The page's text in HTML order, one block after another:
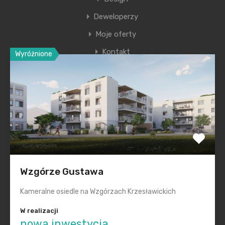
Wyróżnione
Wzgórze Gustawa
Kameralne osiedle na Wzgórzach Krzesławickich
W realizacji
Deweloperzy
Moje oferty
Kontakt
Ostatnie wpisy
Nowa era Filharmonii Krakowskiej
Premiera nowego etapu inwestycji Krakowskie
Przedmieście
Polska na inwestycyjnej mapie Europy świeci na zielono
Realizacje „pod klucz” dla każdego